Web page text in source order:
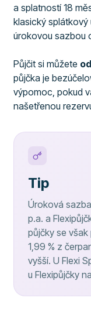
a splatností 18
klasický
úrokovou sazbou
Půjčit si můžete
půjčka je
výpomoc, pokud
našetřenou
Tip
Úroková
p.a. a
půjčky se
1,99 % z
vyšší. U Flexi
u Flexipůjčky na